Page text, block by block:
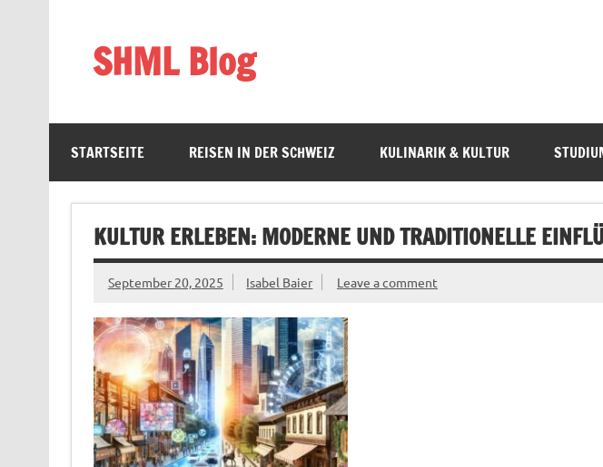
SHML Blog
STARTSEITE REISEN IN DER SCHWEIZ KULINARIK & KULTUR
KULTUR ERLEBEN: MODERNE UND TRADITIONELLE
September 20, 2025 Isabel Baier Leave a comment